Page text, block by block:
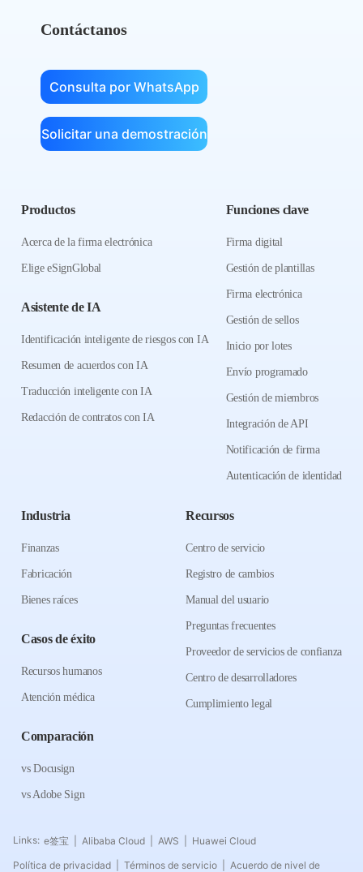
Contáctanos
Consulta por WhatsApp
Solicitar una demostración
Productos
Acerca de la firma electrónica
Elige eSignGlobal
Asistente de IA
Identificación inteligente de riesgos con IA
Resumen de acuerdos con IA
Traducción inteligente con IA
Redacción de contratos con IA
Funciones clave
Firma digital
Gestión de plantillas
Firma electrónica
Gestión de sellos
Inicio por lotes
Envío programado
Gestión de miembros
Integración de API
Notificación de firma
Autenticación de identidad
Industria
Finanzas
Fabricación
Bienes raíces
Casos de éxito
Recursos humanos
Atención médica
Comparación
vs Docusign
vs Adobe Sign
Recursos
Centro de servicio
Registro de cambios
Manual del usuario
Preguntas frecuentes
Proveedor de servicios de confianza
Centro de desarrolladores
Cumplimiento legal
Links: e签宝 Alibaba Cloud AWS
Huawei Cloud
Política de privacidad
Términos de servicio Acuerdo de nivel de